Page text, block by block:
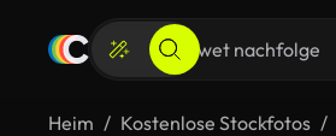
Heim Kostenlose Stockfotos